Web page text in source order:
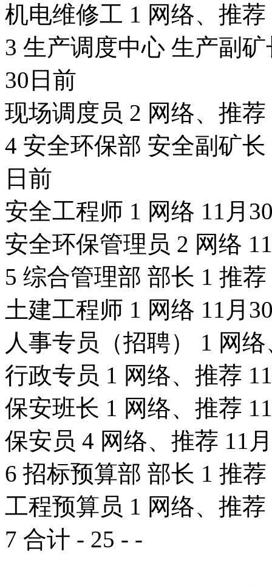
机电维修工 1 网络、推荐
3 生产调度中心 生产副
30日前
现场调度员 2 网络、推荐
4 安全环保部 安全副矿
日前
安全工程师 1 网络 11月
安全环保管理员 2 网络
5 综合管理部 部长 1 推
土建工程师 1 网络 11月
人事专员（招聘） 1 网
行政专员 1 网络、推荐
保安班长 1 网络、推荐
保安员 4 网络、推荐 11
6 招标预算部 部长 1 推
工程预算员 1 网络、推荐
7 合计 - 25 - -